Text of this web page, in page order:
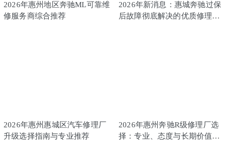
2026年惠州地区奔驰ML可靠维
修服务商综合推荐
2026年新消息：惠城奔驰过保
后故障彻底解决的优质修理厂
2026年惠州惠城区汽车修理厂
升级选择指南与专业推荐
2026年惠州奔驰R级修理厂选
择：专业、态度与长期价值的